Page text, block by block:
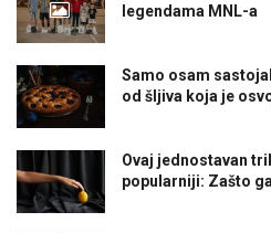
legendama MNL-a
Samo osam
od šljiva koja je
Ovaj jednostavan
popularniji: Zašto